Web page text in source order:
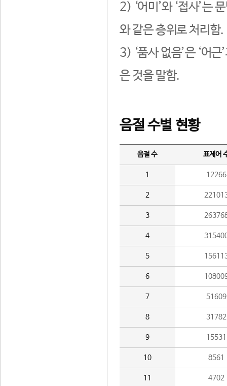
2) ‘어미’와 ‘접사’는
와 같은 층위로 처리함.
3) ‘품사 없음’은 ‘어
은 것을 말함.
음절 수별 현황
음절 수 표제어
1 12266
2
3
4
5
6
7 51609
8 31782
9 15531
10 8561
11 4702